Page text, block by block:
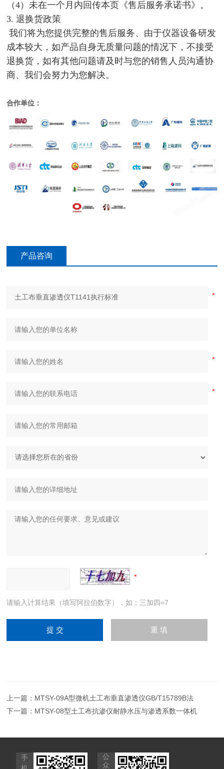
（4）未在一个月内回传本页《售后服务承诺书》。
3. 退换货政策
我们将为您提供完整的售后服务、由于仪器设备研发
成本较大，如产品自身无质量问题的情况下，不接受
退换货，如有其他问题请及时与您的销售人员沟通协
商、我们会努力为您解决。
合作单位：
产品咨询
请输入计算结果（填写阿拉伯数字），如：三加四=7
上一篇： MTSY-09A型微机土工布垂直渗透仪GB/T15789B法
下一篇： MTSY-08型土工布抗渗仪耐静水压与渗透系数一体机
手
公
众